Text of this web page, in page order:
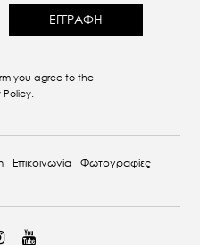
you agree to the
Policy.
Επικοινωνία
Φωτογραφίες